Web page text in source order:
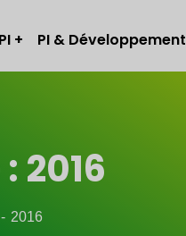
PI & Développement
2016
2016